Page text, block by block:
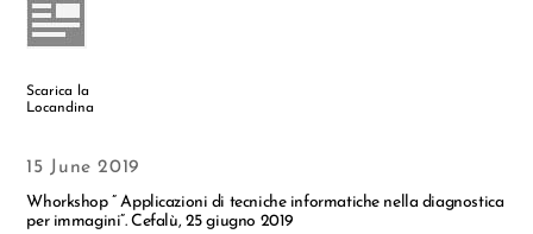
Scarica la
Locandina
15 June 2019
Whorkshop ” Applicazioni di tecniche informatiche nella diagnostica
per immagini”. Cefalù, 25 giugno 2019